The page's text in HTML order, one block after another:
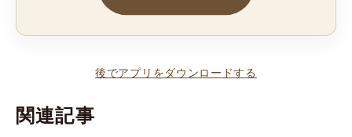
後でアプリをダウンロードする
関連記事